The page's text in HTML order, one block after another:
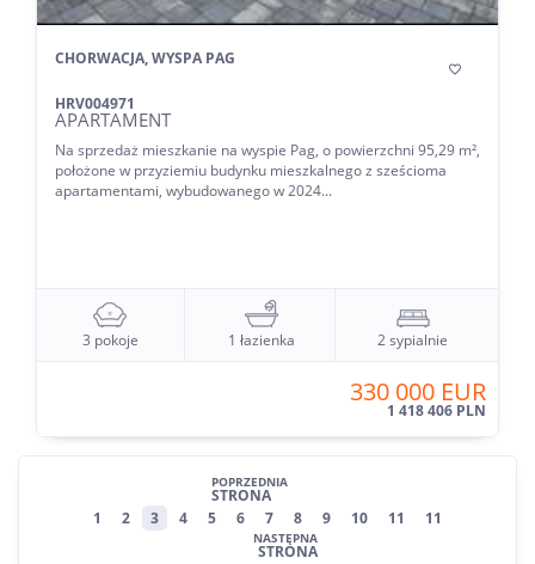
CHORWACJA, WYSPA PAG
HRV004971
APARTAMENT

Na sprzedaż mieszkanie na wyspie Pag, o powierzchni 95,29 m²,
położone w przyziemiu budynku mieszkalnego z sześcioma
apartamentami, wybudowanego w 2024...
3 pokoje 1 łazienka 2 sypialnie
330 000 EUR
1 418 406 PLN
POPRZEDNIA
STRONA
1
2 3 4 5 6 7 8 9 10 11 11
NASTĘPNA
STRONA